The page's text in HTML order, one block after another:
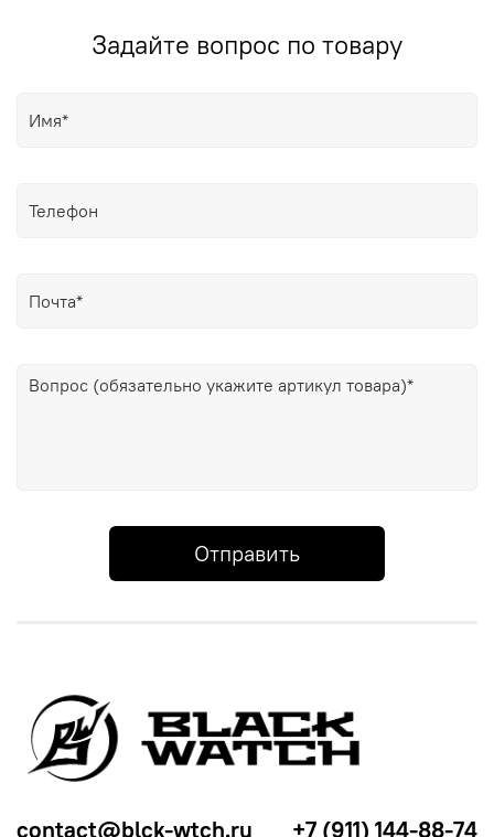
Задайте вопрос по товару
Отправить
contact@blck-wtch.ru +7 (911) 144-88-74